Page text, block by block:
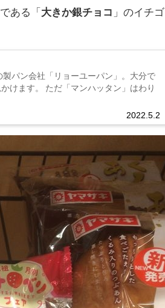
ある「 大きか銀チョコ 」のイチゴ
2022.5.2
パン会社「リョーユーパン」。大分で
けます。 ただ「マンハッタン」はわり